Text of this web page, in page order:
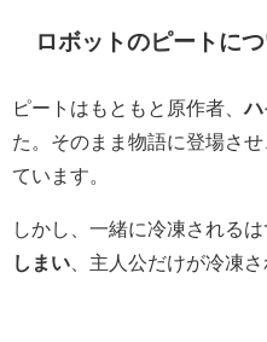
ロボットのピートに
ピートはもともと原作者、ハ
た。そのまま物語に登場させ
ています。
しかし、一緒に冷凍されるは
しまい 、主人公だけが冷凍さ